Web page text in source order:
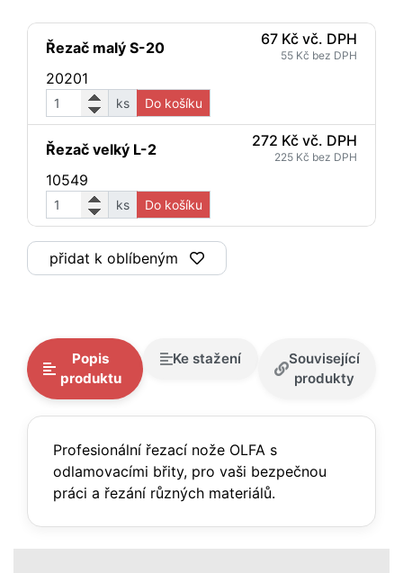
Řezač malý S-20 67 Kč vč. DPH
55 Kč bez DPH
20201
ks Do košíku
Řezač velký L-2 272 Kč vč. DPH
225 Kč bez DPH
10549
ks Do košíku
přidat k oblíbeným
Popis
produktu
Ke stažení
Související
produkty
Profesionální řezací nože OLFA s
odlamovacími břity, pro vaši bezpečnou
práci a řezání různých materiálů.